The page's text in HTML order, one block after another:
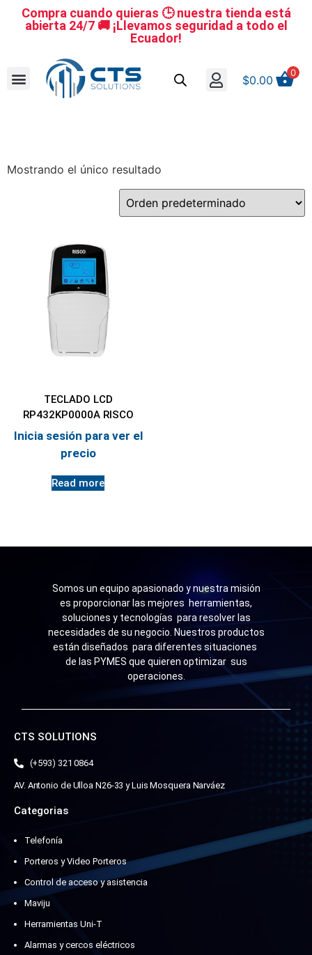
Compra cuando quieras 🕒 nuestra tienda está
abierta 24/7 🚚 ¡Llevamos seguridad a todo el
Ecuador!
$0.00
0
Mostrando el único resultado
TECLADO LCD
RP432KP0000A RISCO
Inicia sesión para ver el
precio
Read more
Somos un equipo apasionado y nuestra misión
es proporcionar las mejores herramientas,
soluciones y tecnologías para resolver las
necesidades de su negocio. Nuestros productos
están diseñados para diferentes situaciones
de las PYMES que quieren optimizar sus
operaciones.
CTS SOLUTIONS
(+593) 321 0864
AV. Antonio de Ulloa N26-33 y Luis Mosquera Narváez
Categorias
Telefonía
Porteros y Video Porteros
Control de acceso y asistencia
Maviju
Herramientas Uni-T
Alarmas y cercos eléctricos